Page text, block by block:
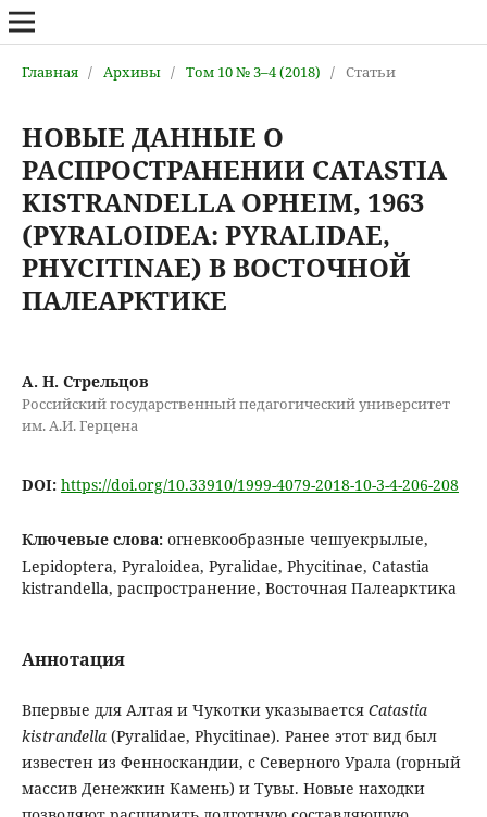
Главная / Архивы / Том 10 № 3–4 (2018) / Статьи
НОВЫЕ ДАННЫЕ О
РАСПРОСТРАНЕНИИ CATASTIA
KISTRANDELLA OPHEIM, 1963
(PYRALOIDEA: PYRALIDAE,
PHYCITINAE) В ВОСТОЧНОЙ
ПАЛЕАРКТИКЕ
А. Н. Стрельцов
Российский государственный педагогический университет
им. А.И. Герцена
DOI: https://doi.org/10.33910/1999-4079-2018-10-3-4-206-208
Ключевые слова: огневкообразные чешуекрылые,
Lepidoptera, Pyraloidea, Pyralidae, Phycitinae, Catastia
kistrandella, распространение, Восточная Палеарктика
Аннотация
Впервые для Алтая и Чукотки указывается Catastia
kistrandella (Pyralidae, Phycitinae). Ранее этот вид был
известен из Фенноскандии, с Северного Урала (горный
массив Денежкин Камень) и Тувы. Новые находки